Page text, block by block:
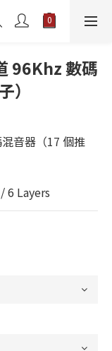
96Khz 數碼
）
音器（17 個推
6 Layers